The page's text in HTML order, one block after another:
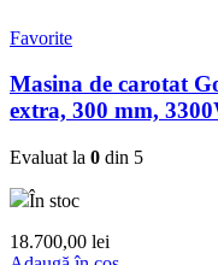
Favorite
Masina de carotat
extra, 300 mm,
Evaluat la 0 din 5
În stoc
18.700,00 lei